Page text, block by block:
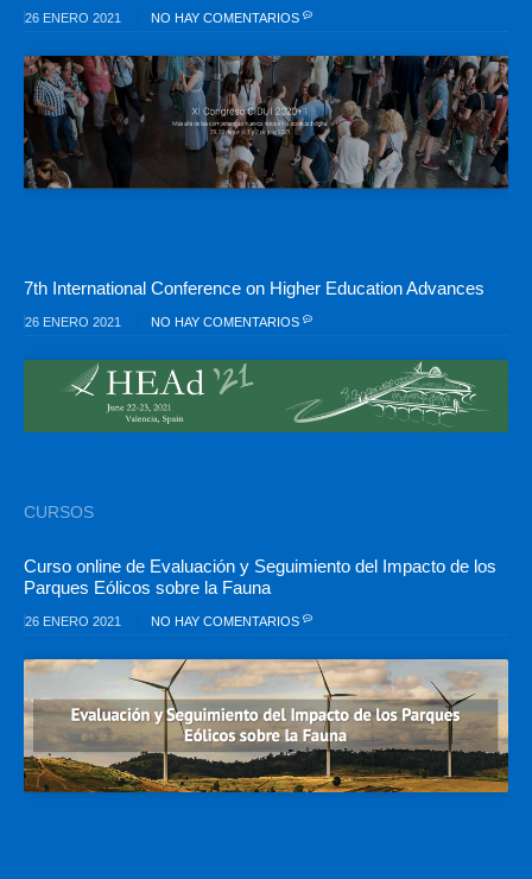
26 ENERO 2021 NO HAY COMENTARIOS
7th International Conference on Higher Education Advances
26 ENERO 2021 NO HAY COMENTARIOS
CURSOS
Curso online de Evaluación y Seguimiento del Impacto de los
Parques Eólicos sobre la Fauna
26 ENERO 2021 NO HAY COMENTARIOS